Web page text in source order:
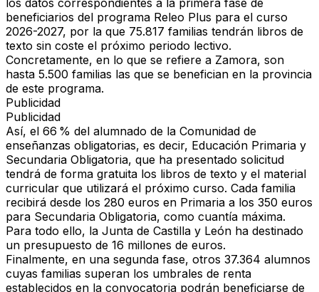
los datos correspondientes a la primera fase de
beneficiarios del programa Releo Plus para el curso
2026-2027, por la que 75.817 familias tendrán libros de
texto sin coste el próximo periodo lectivo.
Concretamente, en lo que se refiere a Zamora, son
hasta 5.500 familias las que se benefician en la provincia
de este programa.
Publicidad
Publicidad
Así, el 66 % del alumnado de la Comunidad de
enseñanzas obligatorias, es decir, Educación Primaria y
Secundaria Obligatoria, que ha presentado solicitud
tendrá de forma gratuita los libros de texto y el material
curricular que utilizará el próximo curso. Cada familia
recibirá desde los 280 euros en Primaria a los 350 euros
para Secundaria Obligatoria, como cuantía máxima.
Para todo ello, la Junta de Castilla y León ha destinado
un presupuesto de 16 millones de euros.
Finalmente, en una segunda fase, otros 37.364 alumnos
cuyas familias superan los umbrales de renta
establecidos en la convocatoria podrán beneficiarse de